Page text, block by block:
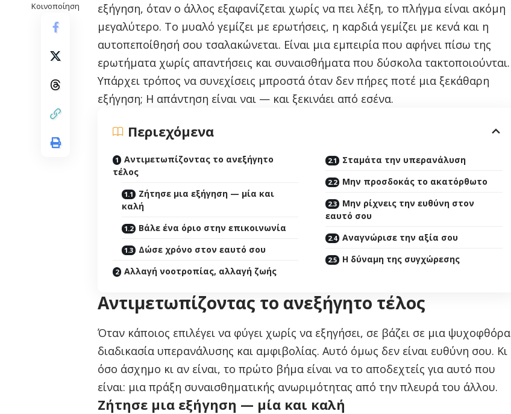
Κοινοποίηση
εξήγηση, όταν ο άλλος εξαφανίζεται χωρίς να πει λέξη, το πλήγμα είναι ακόμη
μεγαλύτερο. Το μυαλό γεμίζει με ερωτήσεις, η καρδιά γεμίζει με κενά και η
αυτοπεποίθησή σου τσαλακώνεται. Είναι μια εμπειρία που αφήνει πίσω της
ερωτήματα χωρίς απαντήσεις και συναισθήματα που δύσκολα τακτοποιούνται.
Υπάρχει τρόπος να συνεχίσεις μπροστά όταν δεν πήρες ποτέ μια ξεκάθαρη
εξήγηση; Η απάντηση είναι ναι — και ξεκινάει από εσένα.
Περιεχόμενα
Αντιμετωπίζοντας το ανεξήγητο
τέλος
Ζήτησε μια εξήγηση — μία και
καλή
Βάλε ένα όριο στην επικοινωνία
Δώσε χρόνο στον εαυτό σου
Αλλαγή νοοτροπίας, αλλαγή ζωής
Σταμάτα την υπερανάλυση
Μην προσδοκάς το ακατόρθωτο
Μην ρίχνεις την ευθύνη στον
εαυτό σου
Αναγνώρισε την αξία σου
Η δύναμη της συγχώρεσης
Αντιμετωπίζοντας το ανεξήγητο τέλος
Όταν κάποιος επιλέγει να φύγει χωρίς να εξηγήσει, σε βάζει σε μια ψυχοφθόρα
διαδικασία υπερανάλυσης και αμφιβολίας. Αυτό όμως δεν είναι ευθύνη σου. Κι
όσο άσχημο κι αν είναι, το πρώτο βήμα είναι να το αποδεχτείς για αυτό που
είναι: μια πράξη συναισθηματικής ανωριμότητας από την πλευρά του άλλου.
Ζήτησε μια εξήγηση — μία και καλή